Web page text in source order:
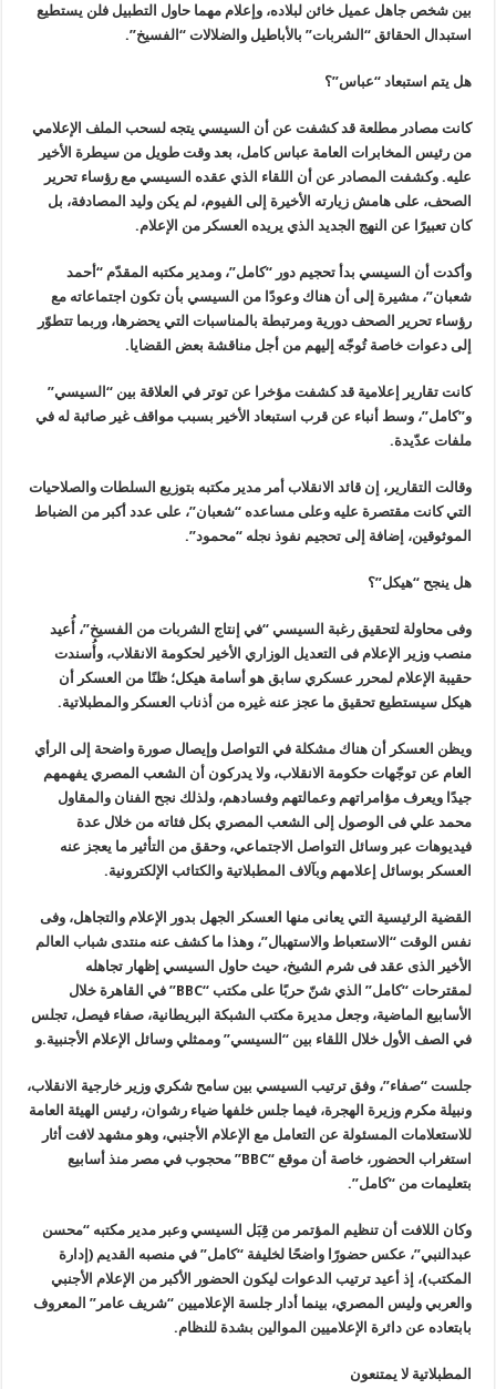
بين شخص جاهل عميل خائن لبلاده، وإعلام مهما حاول التطبيل فلن يستطيع
استبدال الحقائق “الشربات” بالأباطيل والضلالات “الفسيخ”.
هل يتم استبعاد “عباس”؟
كانت مصادر مطلعة قد كشفت عن أن السيسي يتجه لسحب الملف الإعلامي
من رئيس المخابرات العامة عباس كامل، بعد وقت طويل من سيطرة الأخير
عليه. وكشفت المصادر عن أن اللقاء الذي عقده السيسي مع رؤساء تحرير
الصحف، على هامش زيارته الأخيرة إلى الفيوم، لم يكن وليد المصادفة، بل
كان تعبيرًا عن النهج الجديد الذي يريده العسكر من الإعلام.
وأكدت أن السيسي بدأ تحجيم دور “كامل”، ومدير مكتبه المقدّم “أحمد
شعبان”، مشيرة إلى أن هناك وعودًا من السيسي بأن تكون اجتماعاته مع
رؤساء تحرير الصحف دورية ومرتبطة بالمناسبات التي يحضرها، وربما تتطوّر
إلى دعوات خاصة تُوجّه إليهم من أجل مناقشة بعض القضايا.
كانت تقارير إعلامية قد كشفت مؤخرا عن توتر في العلاقة بين “السيسي”
و”كامل”، وسط أنباء عن قرب استبعاد الأخير بسبب مواقف غير صائبة له في
ملفات عدّيدة.
وقالت التقارير، إن قائد الانقلاب أمر مدير مكتبه بتوزيع السلطات والصلاحيات
التي كانت مقتصرة عليه وعلى مساعده “شعبان”، على عدد أكبر من الضباط
الموثوقين، إضافة إلى تحجيم نفوذ نجله “محمود”.
هل ينجح “هيكل”؟
وفى محاولة لتحقيق رغبة السيسي “في إنتاج الشربات من الفسيخ”، أُعيد
منصب وزير الإعلام فى التعديل الوزاري الأخير لحكومة الانقلاب، وأُسندت
حقيبة الإعلام لمحرر عسكري سابق هو أسامة هيكل؛ ظنًا من العسكر أن
هيكل سيستطيع تحقيق ما عجز عنه غيره من أذناب العسكر والمطبلاتية.
ويظن العسكر أن هناك مشكلة في التواصل وإيصال صورة واضحة إلى الرأي
العام عن توجّهات حكومة الانقلاب، ولا يدركون أن الشعب المصري يفهمهم
جيدًا ويعرف مؤامراتهم وعمالتهم وفسادهم، ولذلك نجح الفنان والمقاول
محمد علي فى الوصول إلى الشعب المصري بكل فئاته من خلال عدة
فيديوهات عبر وسائل التواصل الاجتماعي، وحقق من التأثير ما يعجز عنه
العسكر بوسائل إعلامهم وبآلاف المطبلاتية والكتائب الإلكترونية.
القضية الرئيسية التي يعانى منها العسكر الجهل بدور الإعلام والتجاهل، وفى
نفس الوقت “الاستعباط والاستهبال”، وهذا ما كشف عنه منتدى شباب العالم
الأخير الذى عقد فى شرم الشيخ، حيث حاول السيسي إظهار تجاهله
لمقترحات“كامل” الذي شنّ حربًا على مكتب “BBC”
في القاهرة خلال
الأسابيع الماضية، وجعل مديرة مكتب الشبكة البريطانية، صفاء فيصل، تجلس
في الصف الأول خلال اللقاء بين “السيسي” وممثلي وسائل الإعلام الأجنبية.و
جلست “صفاء”، وفق ترتيب السيسي بين سامح شكري وزير خارجية الانقلاب،
ونبيلة مكرم وزيرة الهجرة، فيما جلس خلفها ضياء رشوان، رئيس الهيئة العامة
للاستعلامات المسئولة عن التعامل مع الإعلام الأجنبي، وهو مشهد لافت أثار
استغراب الحضور، خاصة أن موقع “BBC”
محجوب في مصر منذ أسابيع
بتعليمات من“كامل”.
وكان اللافت أن تنظيم المؤتمر من قِبَل السيسي وعبر مدير مكتبه “محسن
عبدالنبي”، عكس حضورًا واضحًا لخليفة “كامل” في منصبه القديم (إدارة
المكتب)، إذ أعيد ترتيب الدعوات ليكون الحضور الأكبر من الإعلام الأجنبي
والعربي وليس المصري، بينما أدار جلسة الإعلاميين “شريف عامر” المعروف
بابتعاده عن دائرة الإعلاميين الموالين بشدة للنظام.
المطبلاتية لا يمتنعون